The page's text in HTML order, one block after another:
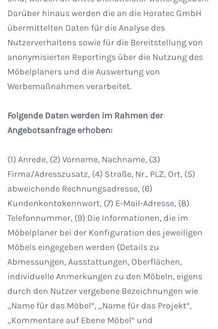
Darüber hinaus werden die an die Horatec GmbH
übermittelten Daten für die Analyse des
Nutzerverhaltens sowie für die Bereitstellung von
anonymisierten Reportings über die Nutzung des
Möbelplaners und die Auswertung von
Werbemaßnahmen verarbeitet.
Folgende Daten werden im Rahmen der
Angebotsanfrage erhoben:
(1) Anrede, (2) Vorname, Nachname, (3)
Firma/Adresszusatz, (4) Straße, Nr., PLZ, Ort, (5)
abweichende Rechnungsadresse, (6)
Kundenkontokennwort, (7) E-Mail-Adresse, (8)
Telefonnummer, (9) Die Informationen, die im
Möbelplaner bei der Konfiguration des jeweiligen
Möbels eingegeben werden (Details zu
Abmessungen, Ausstattungen, Oberflächen,
individuelle Anmerkungen zu den Möbeln, eigens
durch den Nutzer vergebene Bezeichnungen wie
„Name für das Möbel“, „Name für das Projekt“,
„Kommentare auf Ebene Möbel“ und